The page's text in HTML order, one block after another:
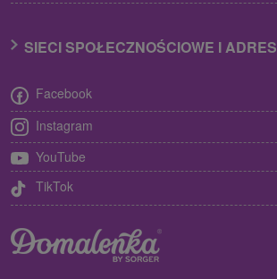
SIECI SPOŁECZNOŚCIOWE I ADRES
Facebook
Instagram
YouTube
TikTok